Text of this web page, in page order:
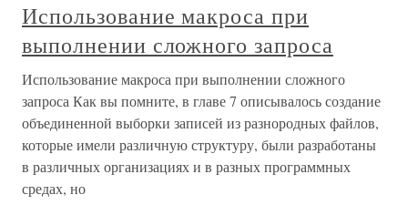
Использование макроса при
выполнении сложного запроса
Использование макроса при выполнении сложного
запроса Как вы помните, в главе 7 описывалось создание
объединенной выборки записей из разнородных файлов,
которые имели различную структуру, были разработаны
в различных организациях и в разных программных
средах, но